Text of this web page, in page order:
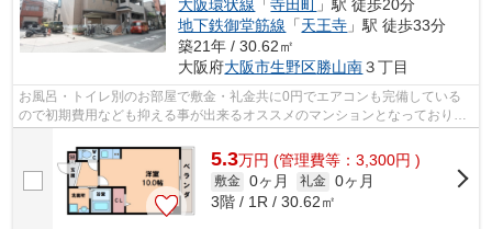
大阪環状線 「寺田町 」駅 徒歩20分
地下鉄御堂筋線 「天王寺 」駅 徒歩33分
築21年 / 30.62㎡
大阪府大阪市生野区勝山南３丁目
お風呂・トイレ別のお部屋で敷金・礼金共に0円でエアコンも完備している
ので初期費用なども抑える事が出来るオススメのマンションとなっておりま
す！ オートロック付きで他、防犯設備...
5.3万円 (管理費等：3,300円 )
敷金 0ヶ月 礼金 0ヶ月
3階 / 1R / 30.62㎡